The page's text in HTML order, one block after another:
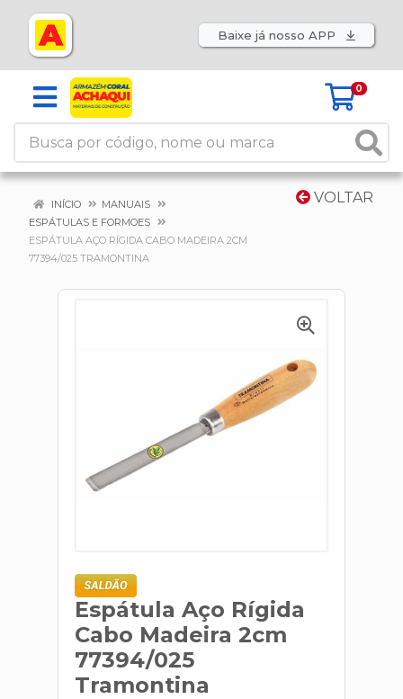
Baixe já nosso APP
0
VOLTAR
INÍCIO
MANUAIS
ESPÁTULAS E FORMOES
ESPÁTULA AÇO RÍGIDA CABO MADEIRA 2CM
77394/025 TRAMONTINA
Espátula Aço Rígida
Cabo Madeira 2cm
77394/025
Tramontina